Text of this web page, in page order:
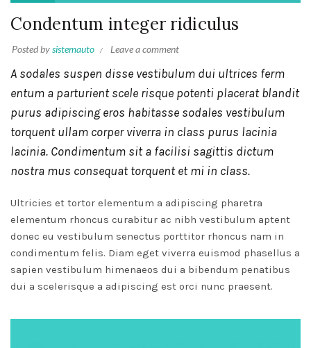
Condentum integer ridiculus
Posted bysistemauto Leave a comment
A sodales suspen disse vestibulum dui ultrices ferm
entum a parturient scele risque potenti placerat blandit
purus adipiscing eros habitasse sodales vestibulum
torquent ullam corper viverra in class purus lacinia
lacinia. Condimentum sit a facilisi sagittis dictum
nostra mus consequat torquent et mi in class.
Ultricies et tortor elementum a adipiscing pharetra
elementum rhoncus curabitur ac nibh vestibulum aptent
donec eu vestibulum senectus porttitor rhoncus nam in
condimentum felis. Diam eget viverra euismod phasellus a
sapien vestibulum himenaeos dui a bibendum penatibus
dui a scelerisque a adipiscing est orci nunc praesent.